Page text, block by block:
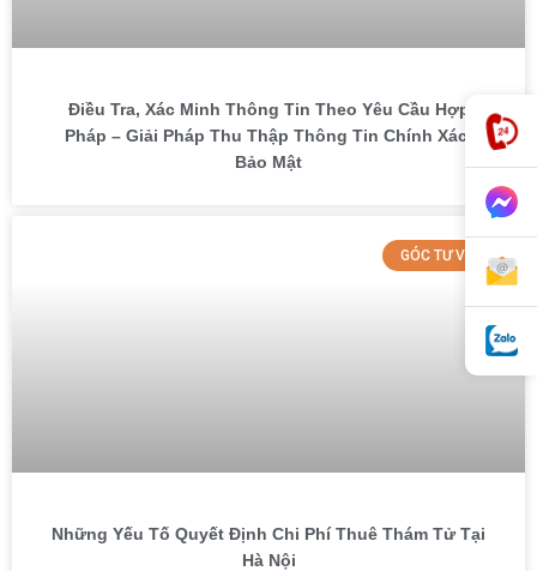
Điều Tra, Xác Minh Thông Tin Theo Yêu Cầu Hợp
Pháp – Giải Pháp Thu Thập Thông Tin Chính Xác,
Bảo Mật
GÓC TƯ VẤN
Những Yếu Tố Quyết Định Chi Phí Thuê Thám Tử Tại
Hà Nội